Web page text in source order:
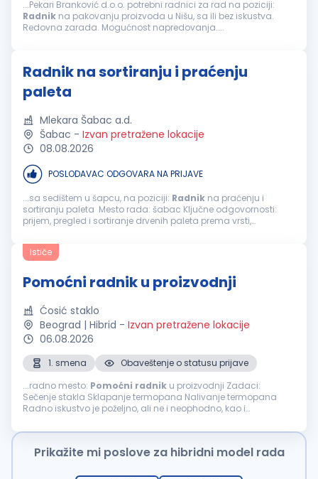
...Pekari Branković d.o.o. potrebni radnici za rad na poziciji:
Radnik na pakovanju proizvoda u Nišu, sa ili bez iskustva.
Redovna zarada. Mogućnost napredovanja....
Radnik na sortiranju i praćenju
paleta
Mlekara Šabac a.d.
Šabac - Izvan pretražene lokacije
08.08.2026
POSLODAVAC ODGOVARA NA PRIJAVE
...sa sedištem u šapcu, na poziciji: Radnik na praćenju i
sortiranju paleta Mesto rada: šabac Ključne odgovornosti:
prijem, pregled i sortiranje drvenih paleta prema vrsti,
ispravne, oštećene...
Ističe
Pomoćni radnik u proizvodnji
Ćosić staklo
Beograd | Hibrid - Izvan pretražene lokacije
06.08.2026
1. smena
Obaveštenje o statusu prijave
...radno mesto: Pomoćni radnik u proizvodnji Zadaci:
Sečenje stakla Sklapanje termopana Nalivanje termopana
Radno iskustvo je poželjno, ali ne i neophodno, kao i
dogovoru. Obezbeđen topli obrok. Prijava...
Prikažite mi poslove za hibridni model rada